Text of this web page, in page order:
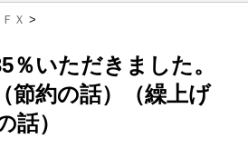
ＦＸ >
％いただきました。
節約の話）（繰上げ
話）